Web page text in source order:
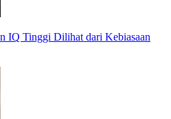
IQ Tinggi Dilihat dari Kebiasaan